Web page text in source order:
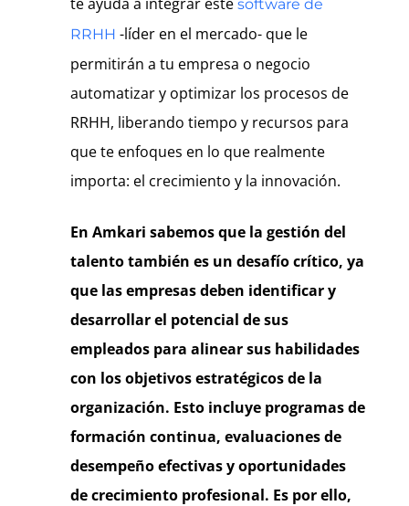
software de
RRHH -líder en el mercado- que le
permitirán a tu empresa o negocio
automatizar y optimizar los procesos de
RRHH, liberando tiempo y recursos para
que te enfoques en lo que realmente
importa: el crecimiento y la innovación.
En Amkari sabemos que la gestión del
talento también es un desafío crítico, ya
que las empresas deben identificar y
desarrollar el potencial de sus
empleados para alinear sus habilidades
con los objetivos estratégicos de la
organización. Esto incluye programas de
formación continua, evaluaciones de
desempeño efectivas y oportunidades
de crecimiento profesional. Es por ello,